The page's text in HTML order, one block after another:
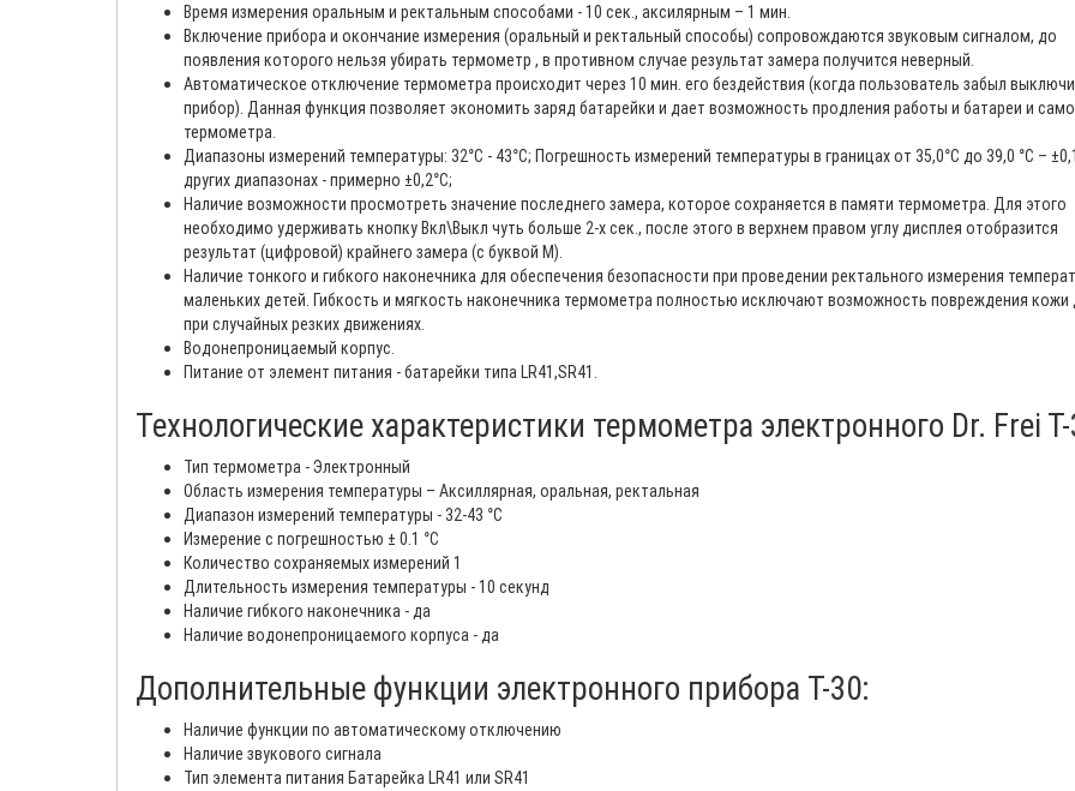
Время измерения оральным и ректальным способами - 10 сек., аксилярным – 1 мин.
Включение прибора и окончание измерения (оральный и ректальный способы) сопровождаются звуковым сигналом, до
появления которого нельзя убирать термометр , в противном случае результат замера получится неверный.
Автоматическое отключение термометра происходит через 10 мин. его бездействия (когда пользователь забыл
прибор). Данная функция позволяет экономить заряд батарейки и дает возможность продления работы и батареи и
термометра.
Диапазоны измерений температуры: 32°С - 43°С; Погрешность измерений температуры в границах от 35,0°C до 39,0 °C –
других диапазонах - примерно ±0,2°С;
Наличие возможности просмотреть значение последнего замера, которое сохраняется в памяти термометра. Для этого
необходимо удерживать кнопку Вкл\Выкл чуть больше 2-х сек., после этого в верхнем правом углу дисплея отобразится
результат (цифровой) крайнего замера (с буквой М).
Наличие тонкого и гибкого наконечника для обеспечения безопасности при проведении ректального измерения
маленьких детей. Гибкость и мягкость наконечника термометра полностью исключают возможность повреждения кожи
при случайных резких движениях.
Водонепроницаемый корпус.
Питание от элемент питания - батарейки типа LR41,SR41.
Технологические характеристики термометра электронного Dr. Frei
Тип термометра - Электронный
Область измерения температуры – Аксиллярная, оральная, ректальная
Диапазон измерений температуры - 32-43 °C
Измерение с погрешностью ± 0.1 °С
Количество сохраняемых измерений 1
Длительность измерения температуры - 10 секунд
Наличие гибкого наконечника - да
Наличие водонепроницаемого корпуса - да
Дополнительные функции электронного прибора T-30:
Наличие функции по автоматическому отключению
Наличие звукового сигнала
Тип элемента питания Батарейка LR41 или SR41